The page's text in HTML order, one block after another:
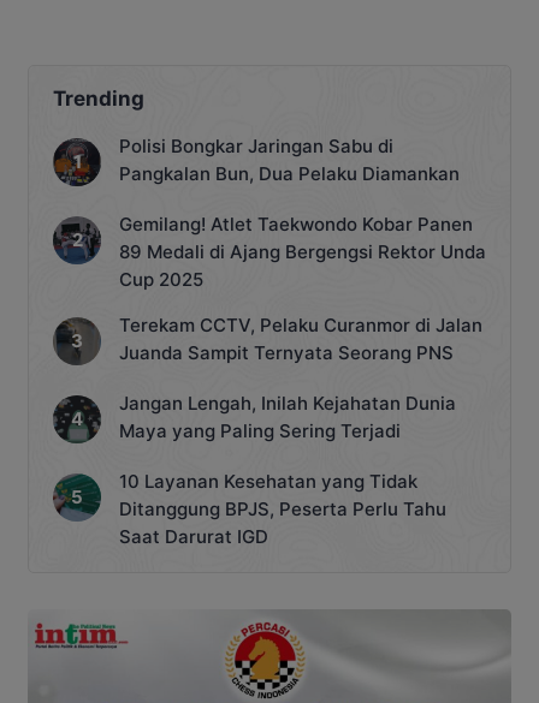
Trending
Polisi Bongkar Jaringan Sabu di
Pangkalan Bun, Dua Pelaku Diamankan
Gemilang! Atlet Taekwondo Kobar Panen
89 Medali di Ajang Bergengsi Rektor Unda
Cup 2025
Terekam CCTV, Pelaku Curanmor di Jalan
Juanda Sampit Ternyata Seorang PNS
Jangan Lengah, Inilah Kejahatan Dunia
Maya yang Paling Sering Terjadi
10 Layanan Kesehatan yang Tidak
Ditanggung BPJS, Peserta Perlu Tahu
Saat Darurat IGD